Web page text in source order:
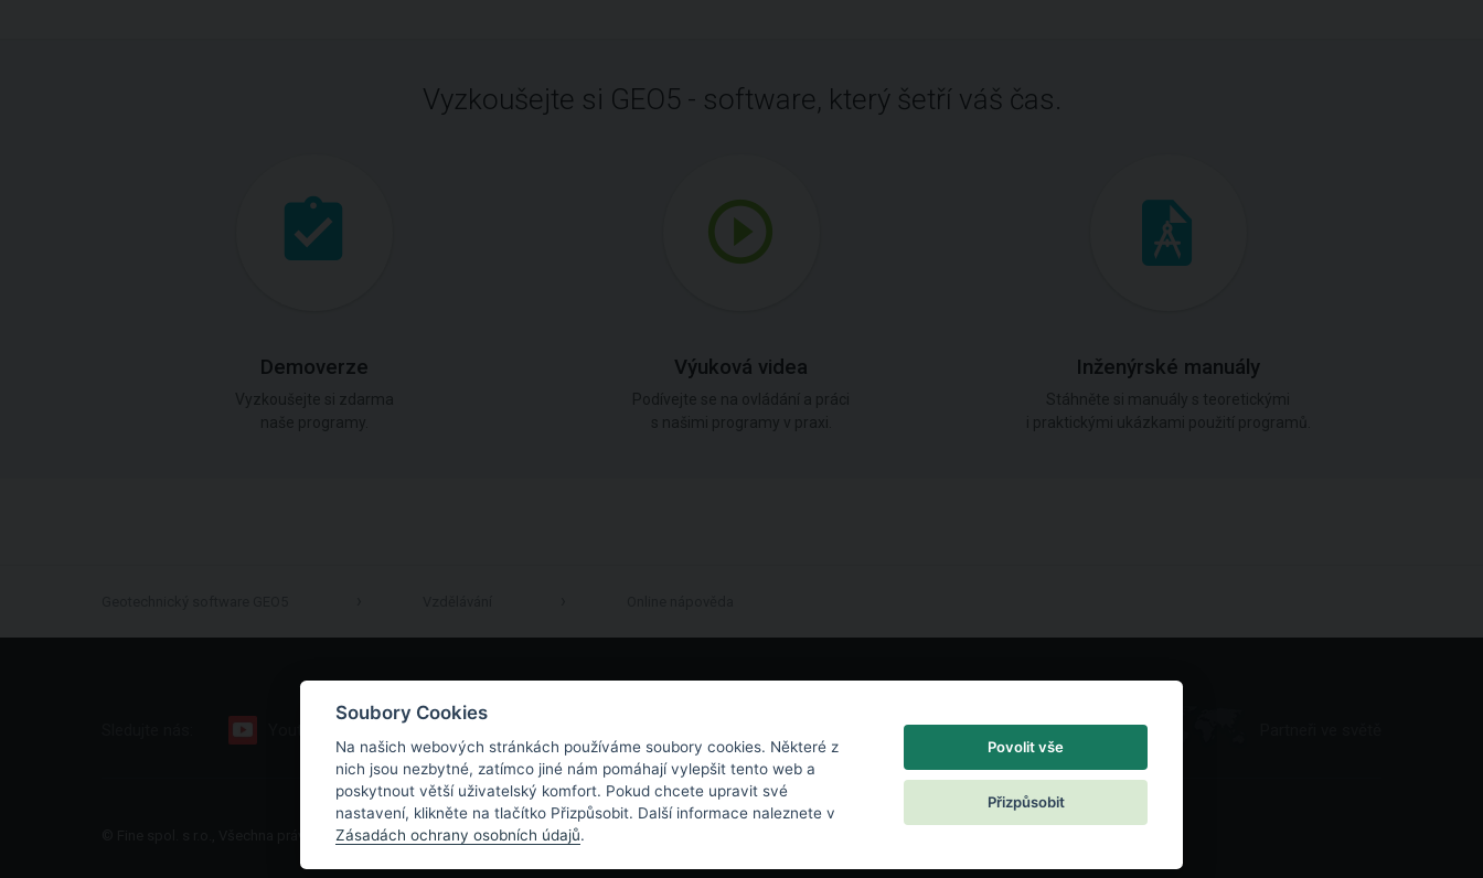
Vyzkoušejte si GEO5 - software, který šetří váš čas.
Demoverze Výuková videa Inženýrské manuály
© Fine spol. s r.o., Všechna práva vyhrazena |Mapa stránek|Ochrana osobních údajů
Soubory Cookies
Na našich webových stránkách používáme soubory cookies. Některé z
nich jsou nezbytné, zatímco jiné nám pomáhají vylepšit tento web a
poskytnout větší uživatelský komfort. Pokud chcete upravit své
nastavení, klikněte na tlačítko Přizpůsobit. Další informace naleznete v
Zásadách ochrany osobních údajů.
Povolit vše
Přizpůsobit